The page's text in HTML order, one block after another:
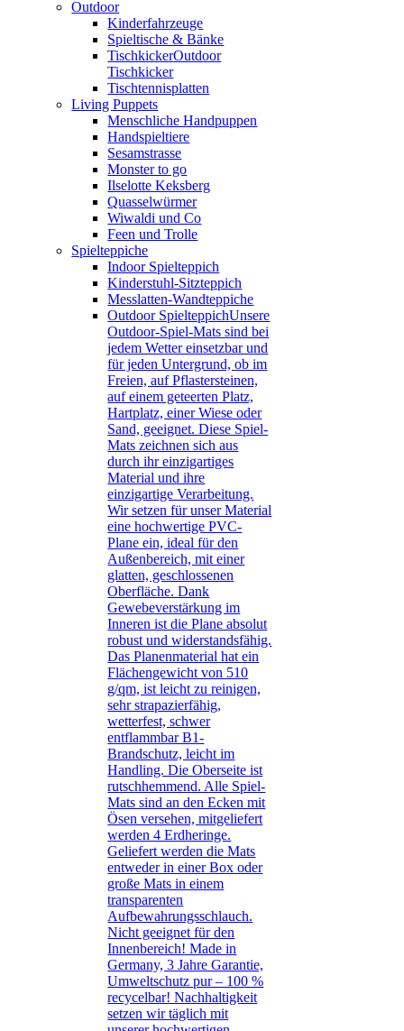
Outdoor
Kinderfahrzeuge
Spieltische & Bänke
TischkickerOutdoor
Tischkicker
Tischtennisplatten
Living Puppets
Menschliche Handpuppen
Handspieltiere
Sesamstrasse
Monster to go
Ilselotte Keksberg
Quasselwürmer
Wiwaldi und Co
Feen und Trolle
Spielteppiche
Indoor Spielteppich
Kinderstuhl-Sitzteppich
Messlatten-Wandteppiche
Outdoor SpielteppichUnsere
Outdoor-Spiel-Mats sind bei
jedem Wetter einsetzbar und
für jeden Untergrund, ob im
Freien, auf Pflastersteinen,
auf einem geteerten Platz,
Hartplatz, einer Wiese oder
Sand, geeignet. Diese Spiel-
Mats zeichnen sich aus
durch ihr einzigartiges
Material und ihre
einzigartige Verarbeitung.
Wir setzen für unser Material
eine hochwertige PVC-
Plane ein, ideal für den
Außenbereich, mit einer
glatten, geschlossenen
Oberfläche. Dank
Gewebeverstärkung im
Inneren ist die Plane absolut
robust und widerstandsfähig.
Das Planenmaterial hat ein
Flächengewicht von 510
g/qm, ist leicht zu reinigen,
sehr strapazierfähig,
wetterfest, schwer
entflammbar B1-
Brandschutz, leicht im
Handling. Die Oberseite ist
rutschhemmend. Alle Spiel-
Mats sind an den Ecken mit
Ösen versehen, mitgeliefert
werden 4 Erdheringe.
Geliefert werden die Mats
entweder in einer Box oder
große Mats in einem
transparenten
Aufbewahrungsschlauch.
Nicht geeignet für den
Innenbereich! Made in
Germany, 3 Jahre Garantie,
Umweltschutz pur – 100 %
recycelbar! Nachhaltigkeit
setzen wir täglich mit